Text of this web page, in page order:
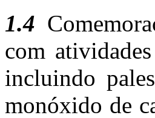
1.4
com
incluindo
monóxido de